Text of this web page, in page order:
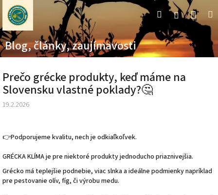
Prejsť
obsah
HľadaťPrihlásenie
Blog, články, zaujímavosti
Prečo grécke produkty, keď máme na
Slovensku vlastné poklady?🤔
19.2.2026
👉Podporujeme kvalitu, nech je odkiaľkoľvek.
GRÉCKA KLÍMA je pre niektoré produkty jednoducho priaznivejšia.
Grécko má teplejšie podnebie, viac slnka a ideálne podmienky napríklad
pre pestovanie olív, fíg, či výrobu medu.